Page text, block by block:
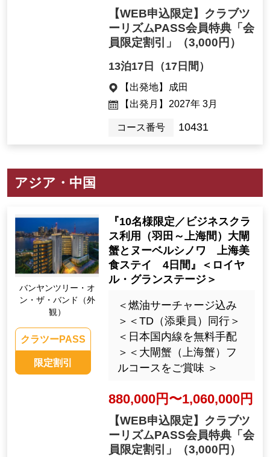
【WEB申込限定】クラブツ
ーリズムPASS会員特典「会
員限定割引」
（3,000円）
13泊17日（17日間）
【出発地】
成田
【出発月】 2027年 3月
コース番号 10431
アジア・中国
バンヤンツリー・オ
ン・ザ・バンド（外
観）
クラツーPASS
限定割引
『10名様限定／ビジネスクラ
ス利用（羽田～上海間）大閘
蟹とヌーベルシノワ 上海美
食ステイ 4日間』＜ロイヤ
ル・グランステージ＞
＜燃油サーチャージ込み
＞＜TD（添乗員）同行＞
＜日本国内線を無料手配
＞＜大閘蟹（上海蟹）フ
ルコースをご賞味 ＞
880,000円〜1,060,000円
【WEB申込限定】クラブツ
ーリズムPASS会員特典「会
員限定割引」
（3,000円）